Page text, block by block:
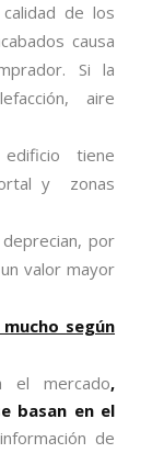
de los
causa
Si la
aire
tiene
y zonas
por
valor mayor
según
el mercado,
basan en el
de